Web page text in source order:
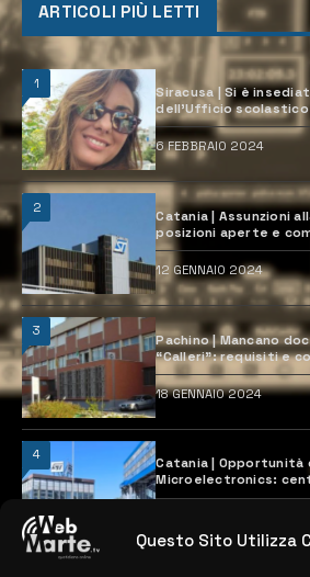
Questo Sito Utilizza
ARTICOLI PIÙ LETTI
1
Siracusa | Si è
dell’Ufficio scolastico
6 FEBBRAIO 2024
2
Catania | Assunzioni
posizioni aperte e
12 GENNAIO 2024
3
Pachino | Mancano
“Calleri”: requisiti e
18 GENNAIO 2024
4
Catania | Opportunità
Microelectronics:
previste